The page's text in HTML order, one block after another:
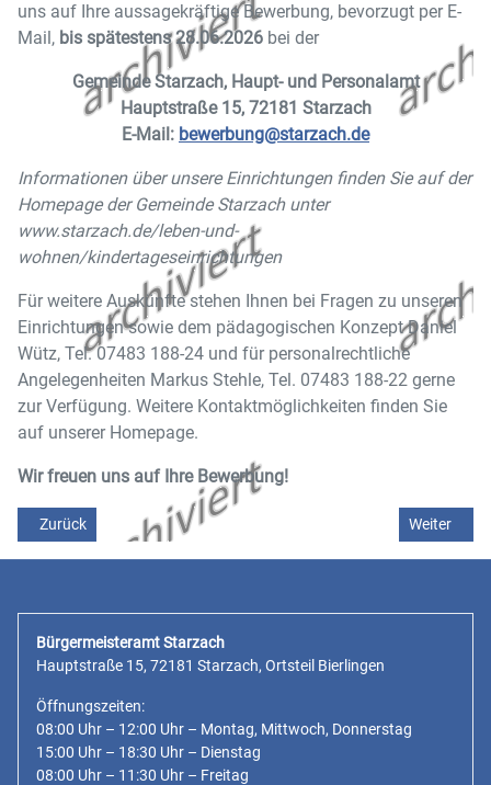
uns auf Ihre aussagekräftige Bewerbung, bevorzugt per E-
Mail, bis spätestens 28.06.2026 bei der
Gemeinde Starzach, Haupt- und Personalamt
Hauptstraße 15, 72181 Starzach
E-Mail: bewerbung@starzach.de
Informationen über unsere Einrichtungen finden Sie auf der
Homepage der Gemeinde Starzach unter
www.starzach.de/leben-und-
wohnen/kindertageseinrichtungen
Für weitere Auskünfte stehen Ihnen bei Fragen zu unseren
Einrichtungen sowie dem pädagogischen Konzept Daniel
Wütz, Tel. 07483 188-24 und für personalrechtliche
Angelegenheiten Markus Stehle, Tel. 07483 188-22 gerne
zur Verfügung. Weitere Kontaktmöglichkeiten finden Sie
auf unserer Homepage.
Wir freuen uns auf Ihre Bewerbung!
Vorheriger Beitrag: Stellenangebot Verwaltungsfachangestellte/n
Zurück Nächster
Weiter
Bürgermeisteramt Starzach
Hauptstraße 15, 72181 Starzach, Ortsteil Bierlingen
Öffnungszeiten:
08:00 Uhr – 12:00 Uhr – Montag, Mittwoch, Donnerstag
15:00 Uhr – 18:30 Uhr – Dienstag
08:00 Uhr – 11:30 Uhr – Freitag